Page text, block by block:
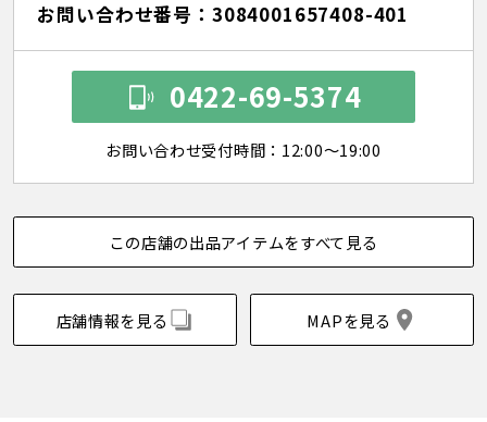
お問い合わせ番号：3084001657408-401
0422-69-5374
お問い合わせ受付時間：12:00～19:00
この店舗の出品アイテムをすべて見る
店舗情報を見る MAPを見る